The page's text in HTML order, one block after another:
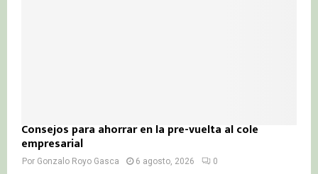
Consejos para ahorrar en la pre-vuelta al cole
empresarial
Por Gonzalo Royo Gasca 6 agosto, 2026 0